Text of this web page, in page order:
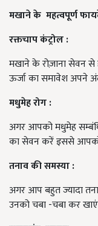
मखानेके महत्वपूर्ण
रक्तचापकंट्रोल:
मखाने के रोज़ाना सेवन से
ऊर्जा का समावेश अपने
मधुमेहरोग:
अगर आपको मधुमेह
का सेवन करें इससे आपको
तनावकीसमस्या:
अगर आप बहुत ज्यादा
उनको चबा -चबा कर